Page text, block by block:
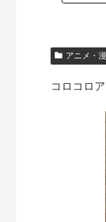
アニメ・
コロコロ